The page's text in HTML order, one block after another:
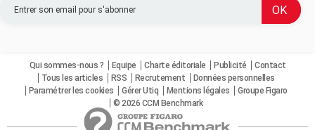
Qui sommes-nous ? Equipe Charte éditoriale Publicité
Contact
Tous les articles
RSS Recrutement
Données personnelles
Paramétrer les cookies
Gérer Utiq Mentions légales
Groupe Figaro
© 2026 CCM Benchmark